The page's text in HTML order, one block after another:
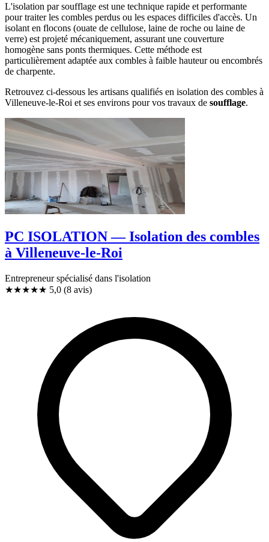
L'isolation par soufflage est une technique rapide et performante
pour traiter les combles perdus ou les espaces difficiles d'accès. Un
isolant en flocons (ouate de cellulose, laine de roche ou laine de
verre) est projeté mécaniquement, assurant une couverture
homogène sans ponts thermiques. Cette méthode est
particulièrement adaptée aux combles à faible hauteur ou encombrés
de charpente.
Retrouvez ci-dessous les artisans qualifiés en isolation des combles à
Villeneuve-le-Roi et ses environs pour vos travaux de soufflage.
PC ISOLATION — Isolation des combles
à Villeneuve-le-Roi
Entrepreneur spécialisé dans l'isolation
★★★★★ 5,0 (8 avis)